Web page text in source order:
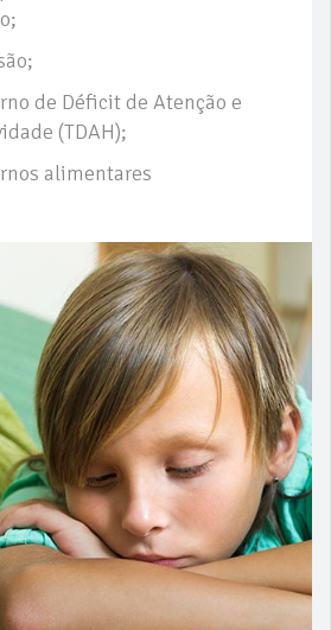
de Déficit de Atenção e
(TDAH);
alimentares